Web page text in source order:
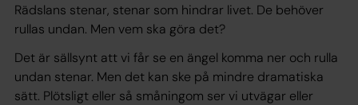
Rädslans stenar, stenar som hindrar livet. De behöver
rullas undan. Men vem ska göra det?
Det är sällsynt att vi får se en ängel komma ner och rulla
undan stenar. Men det kan ske på mindre dramatiska
sätt. Plötsligt eller så småningom ser vi utvägar eller